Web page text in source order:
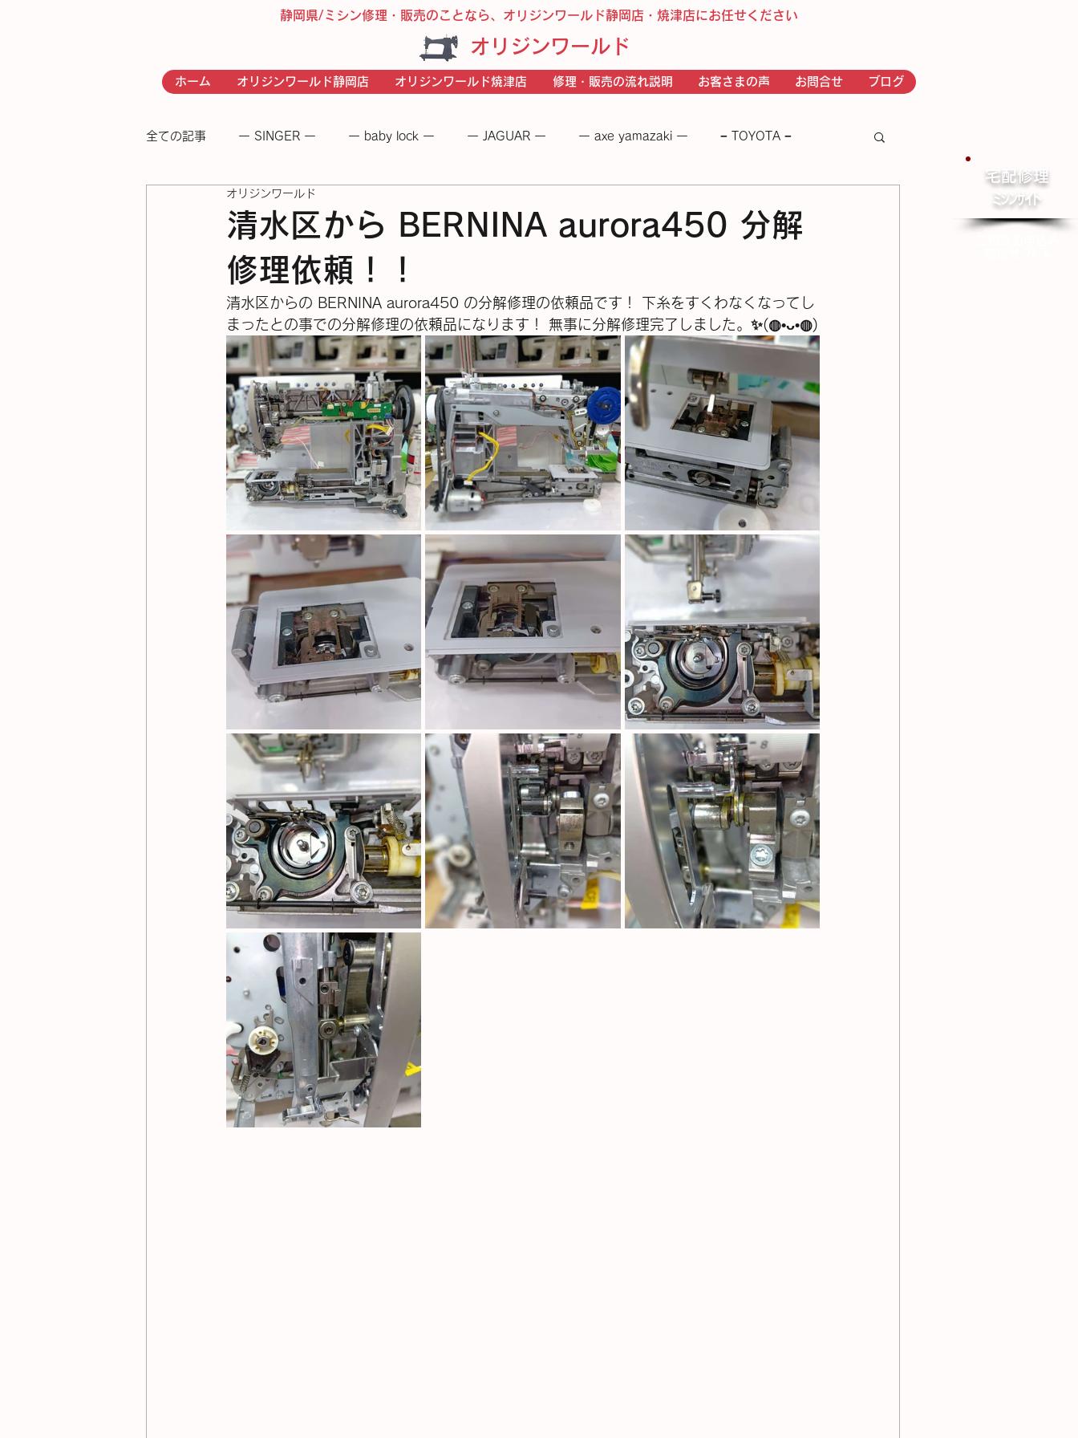
宅配修理
​ﾐｼﾝｻｲﾄ
静岡県/ミシン修理・販売のことなら、オリジンワールド静岡店・焼津店にお任せください
オリジンワールド
ホーム オリジンワールド静岡店 オリジンワールド焼津店 修理・販売の流れ説明 お客さまの声 お問合せ ブログ
全ての記事 ー SINGER ー ー baby lock ー ー JAGUAR ー ー axe yamazaki ー − TOYOTA −
- RICCAR - − 足踏みミシン −
清水区から BERNINA aurora450 分解
修理依頼！！
オリジンワールド
清水区からの BERNINA aurora450 の分解修理の依頼品です！ 下糸をすくわなくなってし
まったとの事での分解修理の依頼品になります！ 無事に分解修理完了しました。✨️(⁠◍⁠•⁠ᴗ⁠•⁠◍⁠)